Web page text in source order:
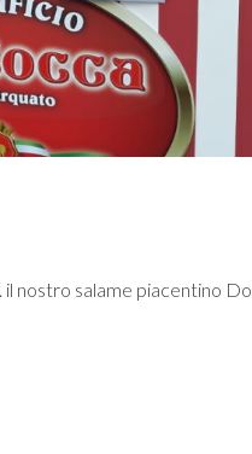
nostro salame piacentino